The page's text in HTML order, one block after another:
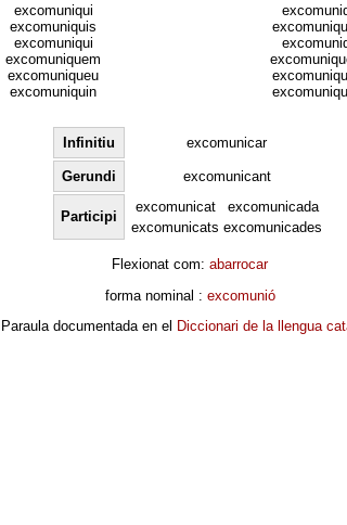
excomuniqui
excomuniquis
excomuniqui
excomuniquem
excomuniqueu
excomuniquin
Infinitiu excomunicar
Gerundi excomunicant
Participi
excomunicat
excomunicada
excomunicats excomunicades
Flexionat com: abarrocar
forma nominal : excomunió
Paraula documentada en el Diccionari de la llengua